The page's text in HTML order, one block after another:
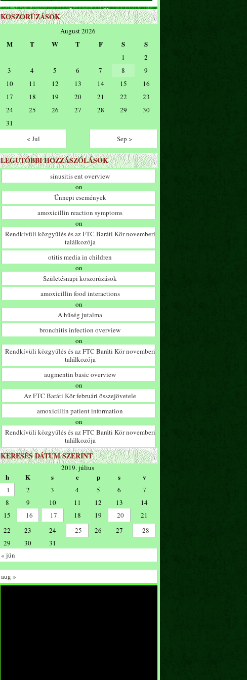
KOSZORÚZÁSOK
August 2026
M T W T F S S
1
2
3
4 5 6 7 8
9
10
11 12 13 14 15
16
17
18 19 20 21 22
23
24
25 26 27 28 29
30
31
< Jul
Sep >
LEGUTÓBBI HOZZÁSZÓLÁSOK
sinusitis ent overview
on
Ünnepi események
amoxicillin reaction symptoms
on
Rendkívüli közgyűlés és az FTC Baráti Kör novemberi
találkozója
otitis media in children
on
Születésnapi koszorúzások
amoxicillin food interactions
on
A hűség jutalma
bronchitis infection overview
on
Rendkívüli közgyűlés és az FTC Baráti Kör novemberi
találkozója
augmentin basic overview
on
Az FTC Baráti Kör februári összejövetele
amoxicillin patient information
on
Rendkívüli közgyűlés és az FTC Baráti Kör novemberi
találkozója
KERESÉS DÁTUM SZERINT
2019. július
h K s c p s v
1 2 3 4 5 6
7
8
9 10 11 12 13
14
15
16 17 18 19 20
21
22
23 24 25 26 27
28
29
30
31
« jún
aug »